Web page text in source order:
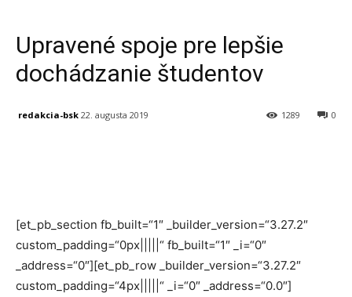
Upravené spoje pre lepšie
dochádzanie študentov
redakcia-bsk 22. augusta 2019 0
1289
[et_pb_section fb_built=“1″ _builder_version=“3.27.2″
custom_padding=“0px|||||“ fb_built=“1″ _i=“0″
_address=“0″][et_pb_row _builder_version=“3.27.2″
custom_padding=“4px|||||“ _i=“0″ _address=“0.0″]